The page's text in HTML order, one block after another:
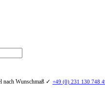
nach Wunschmaß ✓ +49 (0) 231 130 748